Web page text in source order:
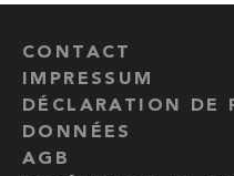
CONTACT
IMPRESSUM
DÉCLARATION DE
DONNÉES
AGB